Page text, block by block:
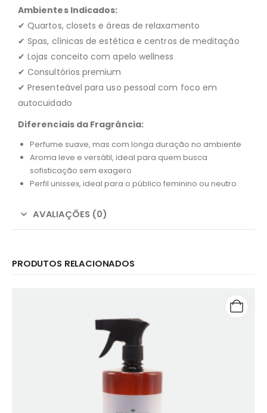
Ambientes Indicados:
✔ Quartos, closets e áreas de relaxamento
✔ Spas, clínicas de estética e centros de meditação
✔ Lojas conceito com apelo wellness
✔ Consultórios premium
✔ Presenteável para uso pessoal com foco em
autocuidado
Diferenciais da Fragrância:
Perfume suave, mas com longa duração no ambiente
Aroma leve e versátil, ideal para quem busca
sofisticação sem exagero
Perfil unissex, ideal para o público feminino ou neutro
AVALIAÇÕES (0)
PRODUTOS RELACIONADOS